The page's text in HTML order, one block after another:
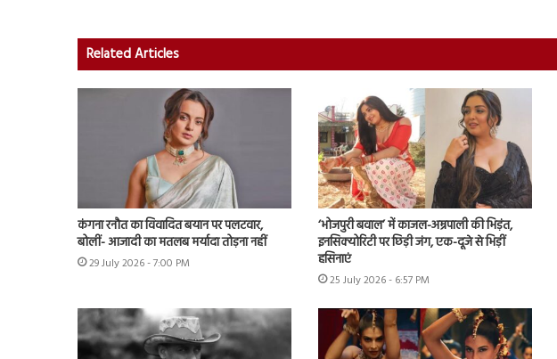
Related Articles
कंगना रनौत का विवादित बयान पर पलटवार,
बोलीं- आजादी का मतलब मर्यादा तोड़ना नहीं
29 July 2026 - 7:00 PM
‘भोजपुरी बवाल’ में काजल-अम्रपाली की भिड़ंत,
इनसिक्योरिटी पर छिड़ी जंग, एक-दूजे से भिड़ीं
हसिनाएं
25 July 2026 - 6:57 PM